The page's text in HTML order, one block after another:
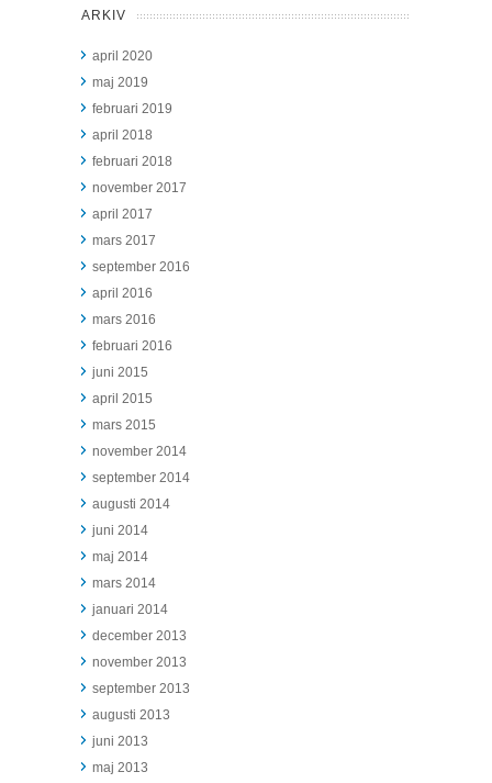
ARKIV
april 2020
maj 2019
februari 2019
april 2018
februari 2018
november 2017
april 2017
mars 2017
september 2016
april 2016
mars 2016
februari 2016
juni 2015
april 2015
mars 2015
november 2014
september 2014
augusti 2014
juni 2014
maj 2014
mars 2014
januari 2014
december 2013
november 2013
september 2013
augusti 2013
juni 2013
maj 2013